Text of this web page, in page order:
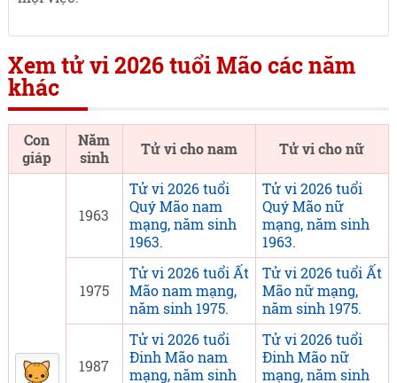
Xem tử vi 2026 tuổi Mão các năm
khác
Con
giáp
Năm
sinh
Tử vi cho nam Tử vi cho nữ
1963
Tử vi 2026 tuổi
Quý Mão nam
mạng, năm sinh
1963.
Tử vi 2026 tuổi
Quý Mão nữ
mạng, năm sinh
1963.
1975
Tử vi 2026 tuổi Ất
Mão nam mạng,
năm sinh 1975.
Tử vi 2026 tuổi Ất
Mão nữ mạng,
năm sinh 1975.
1987
Tử vi 2026 tuổi
Đinh Mão nam
mạng, năm sinh
Tử vi 2026 tuổi
Đinh Mão nữ
mạng, năm sinh